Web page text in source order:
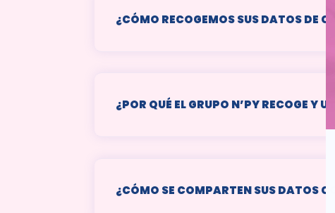
¿CÓMO RECOGEMOS SUS DATOS DE
¿POR QUÉ EL GRUPO N’PY RECOGE Y
¿CÓMO SE COMPARTEN SUS DATOS